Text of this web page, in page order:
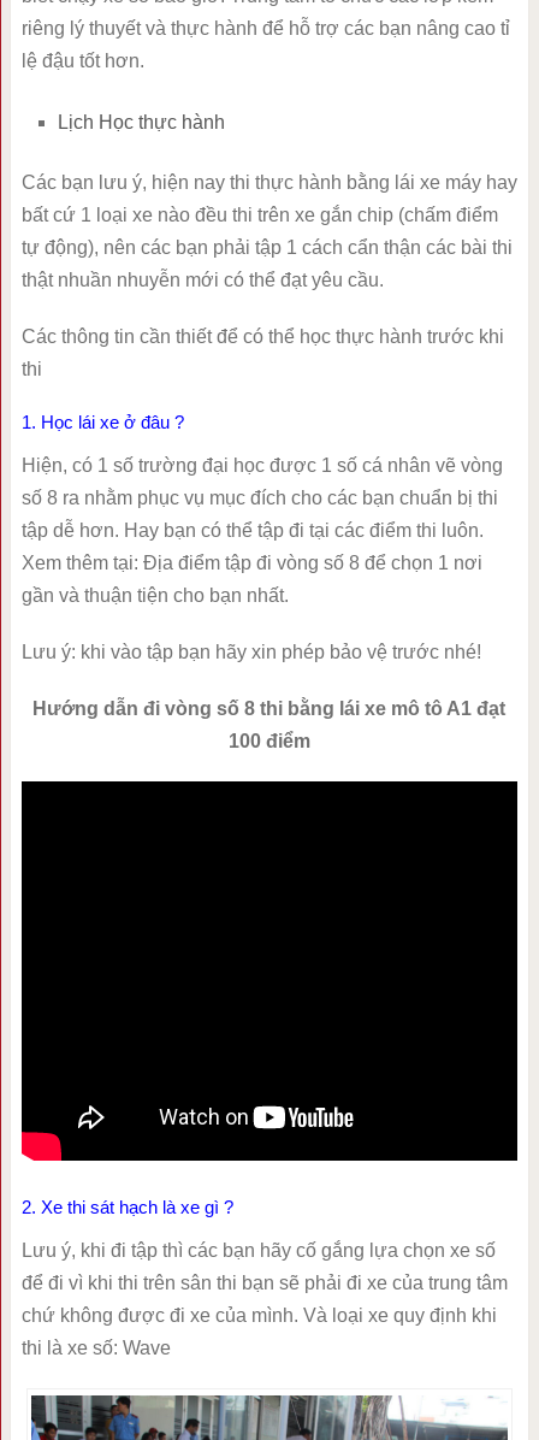
riêng lý thuyết và thực hành để hỗ trợ các bạn nâng cao tỉ
lệ đậu tốt hơn.
Lịch Học thực hành
Các bạn lưu ý, hiện nay thi thực hành bằng lái xe máy hay
bất cứ 1 loại xe nào đều thi trên xe gắn chip (chấm điểm
tự động), nên các bạn phải tập 1 cách cẩn thận các bài thi
thật nhuần nhuyễn mới có thể đạt yêu cầu.
Các thông tin cần thiết để có thể học thực hành trước khi
thi
1. Học lái xe ở đâu ?
Hiện, có 1 số trường đại học được 1 số cá nhân vẽ vòng
số 8 ra nhằm phục vụ mục đích cho các bạn chuẩn bị thi
tập dễ hơn. Hay bạn có thể tập đi tại các điểm thi luôn.
Xem thêm tại: Địa điểm tập đi vòng số 8 để chọn 1 nơi
gần và thuận tiện cho bạn nhất.
Lưu ý: khi vào tập bạn hãy xin phép bảo vệ trước nhé!
Hướng dẫn đi vòng số 8 thi bằng lái xe mô tô A1 đạt
100 điểm
2. Xe thi sát hạch là xe gì ?
Lưu ý, khi đi tập thì các bạn hãy cố gắng lựa chọn xe số
để đi vì khi thi trên sân thi bạn sẽ phải đi xe của trung tâm
chứ không được đi xe của mình. Và loại xe quy định khi
thi là xe số: Wave